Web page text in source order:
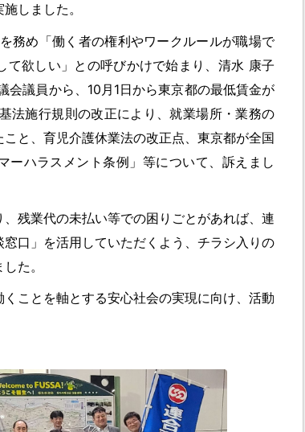
しました。
務め「働く者の権利やワークルールが職場で
て欲しい」との呼びかけで始まり、清水 康子
会議員から、10月1日から東京都の最低賃金が
法施行規則の改正により、就業場所・業務の
と、育児介護休業法の改正点、東京都が全国
ーハラスメント条例」等について、訴えまし
残業代の未払い等での困りごとがあれば、連
口」を活用していただくよう、チラシ入りの
た。
ことを軸とする安心社会の実現に向け、活動